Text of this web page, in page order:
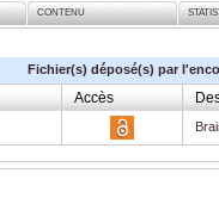
CONTENU
Fichier(s) déposé(s) par
Accès